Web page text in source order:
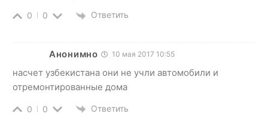
0 0 Ответить
Анонимно 10 мая 2017 10:55
насчет узбекистана они не учли автомобили и
отремонтированные дома
0 0 Ответить